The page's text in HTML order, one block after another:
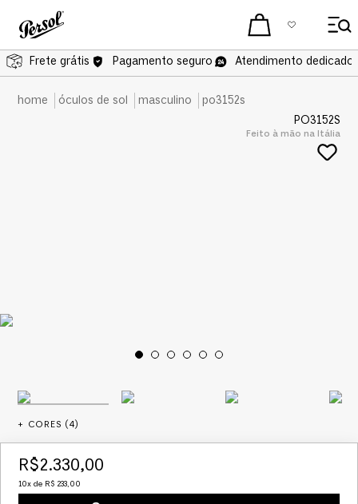
Frete grátis Pagamento seguro Atendimento dedicado
óculos de sol masculino
po3152s
PO3152S
Feito à mão na Itália
+ CORES (4)
R$2.330,00
10x de R$ 233,00